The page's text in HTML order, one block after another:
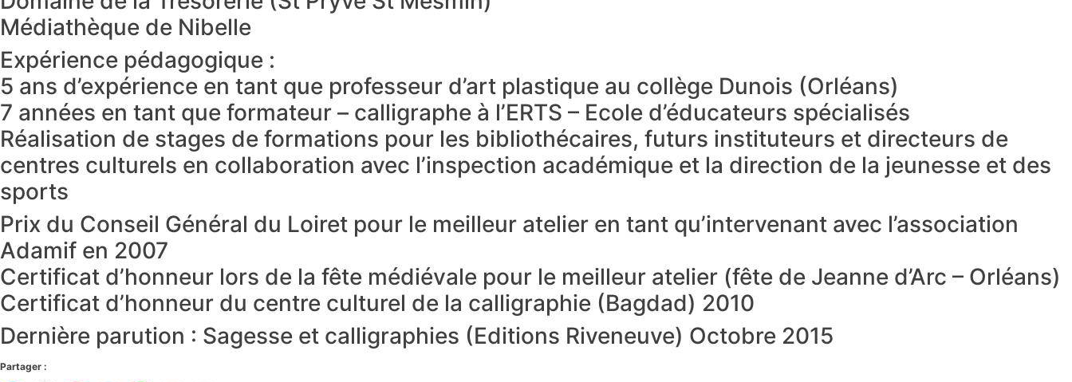
Médiathèque de Nibelle
Expérience pédagogique :
5 ans d’expérience en tant que professeur d’art plastique au collège Dunois (Orléans)
7 années en tant que formateur – calligraphe à l’ERTS – Ecole d’éducateurs spécialisés
Réalisation de stages de formations pour les bibliothécaires, futurs instituteurs et directeurs de
centres culturels en collaboration avec l’inspection académique et la direction de la jeunesse et des
sports
Prix du Conseil Général du Loiret pour le meilleur atelier en tant qu’intervenant avec l’association
Adamif en 2007
Certificat d’honneur lors de la fête médiévale pour le meilleur atelier (fête de Jeanne d’Arc – Orléans)
Certificat d’honneur du centre culturel de la calligraphie (Bagdad) 2010
Dernière parution : Sagesse et calligraphies (Editions Riveneuve) Octobre 2015
Partager :